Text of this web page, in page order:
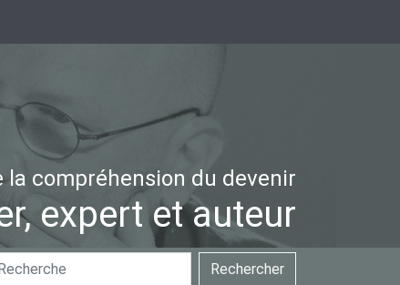
la compréhension du devenir
expert et auteur
Rechercher